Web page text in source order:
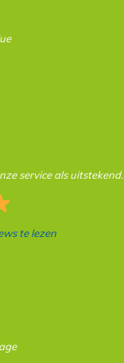
service als uitstekend.
te lezen